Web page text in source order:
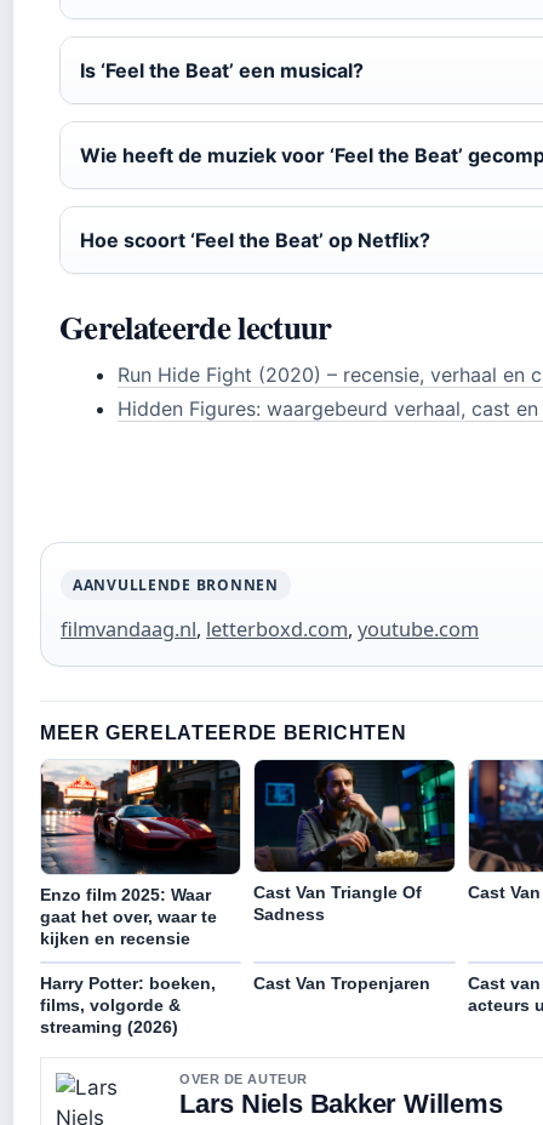
Is ‘Feel the Beat’ een musical?
Wie heeft de muziek voor ‘Feel the Beat’
Hoe scoort ‘Feel the Beat’ op Netflix?
Gerelateerde lectuur
Run Hide Fight (2020) – recensie, verhaal en
Hidden Figures: waargebeurd verhaal, cast
AANVULLENDE BRONNEN
filmvandaag.nl, letterboxd.com, youtube.com
MEER GERELATEERDE BERICHTEN
Enzo film 2025: Waar
gaat het over, waar te
kijken en recensie
Cast Van Triangle Of
Sadness
Cast
Harry Potter: boeken,
films, volgorde &
streaming (2026)
Cast Van Tropenjaren
Cast
acteurs
OVER DE AUTEUR
Lars Niels Bakker Willems